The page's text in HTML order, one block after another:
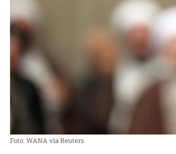
Foto: WANA via Reuters